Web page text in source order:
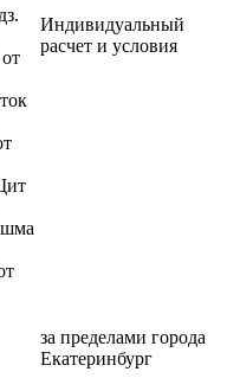
Индивидуальный
расчет и условия
за пределами города
Екатеринбург